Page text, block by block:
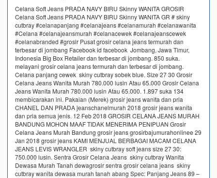
Celana Soft Jeans PRADA NAVY BIRU Skinny WANITA GROSIR
Celana Soft Jeans PRADA NAVY BIRU Skinny WANITA GR # skiny
cutbray #celanapanjang #celanajeans #celanamurah #celanawanita
#Celana #celanajeansmurah #celanacewek #celanajeanscewek
#celanabranded #grosir Pusat grosir celana jeans termurah dan
terbesar di jombang Facebook id facebook Jombang, Jawa Timur,
Indonesia Big Box Retailer dan terbesar di jombang. 850 suka.
melayani grosir celana jeans termurah dan terbesar di jombang.
Celana panjang cewek skiny cutbray sobek blue. Size 27 30 Grosir
Celana Jeans Wanita Murah 780.000 lusin Atau 65.000 Grosir Celana
Jeans Wanita Murah 780.000 lusin Atau 65.000. 1.897 suka 134
membicarakan ini. Pakaian (Merek) grosir jeans wanita dan pria
CHANEL DAN PRADA jeanschanelmurah 2018 grosir jeans wanita
dan pria semua jenis. 12 Feb 2018 GROSIR CELANA JEANS MURAH
BANDUNG MOHON MAAF TIDAK MENERIMA PENIPUAN Grosir
Celana Jeans Murah Bandung grosir jeans grosirbajumurahonlinee 29
Jan 2018 grosir jeans KAMI MENJUAL BERBAGAI MACAM CELANA
JEANS LEVIS WRANGLER skiny cutbray soft jeans size 27 30:
750.000 lusin. Sentra Grosir Celana Jeans skiny cutbray Wanita
Dewasa Murah Tanah dewagrosir sentra grosir celana jeans skiny
cutbray wanita dewasa murah tanah abang Spec: Panjang Jeans 89 –